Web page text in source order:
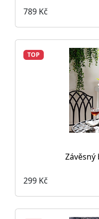
789 Kč
TOP
299 Kč